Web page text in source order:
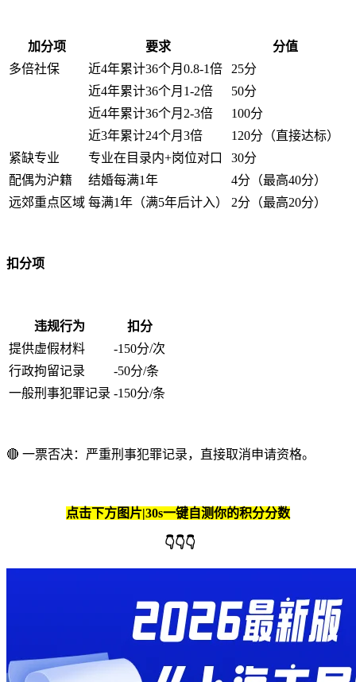
加分项 要求
分值
多倍社保
近4年累计36个月0.8-1倍
25分
近4年累计36个月1-2倍
50分
近4年累计36个月2-3倍
100分
近3年累计24个月3倍
120分（直接达标）
紧缺专业
专业在目录内+岗位对口
30分
配偶为沪籍
结婚每满1年
4分（最高40分）
远郊重点区域 每满1年（满5年后计入） 2分（最高20分）
扣分项
违规行为
扣分
提供虚假材料
-150分/次
行政拘留记录
-50分/条
一般刑事犯罪记录 -150分/条
🔴 一票否决：严重刑事犯罪记录，直接取消申请资格。
点击下方图片|30s一键自测你的积分分数
👇👇👇